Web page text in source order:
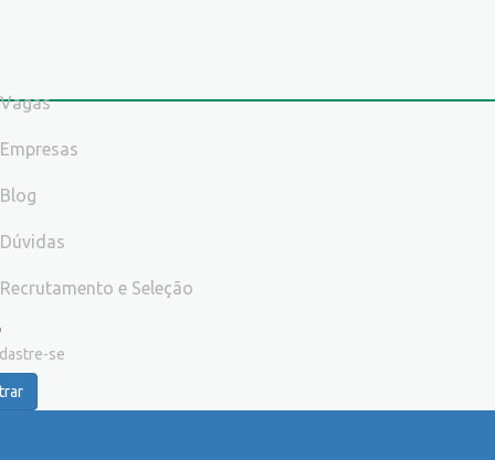
Vagas
Empresas
Blog
Dúvidas
Recrutamento e Seleção
se